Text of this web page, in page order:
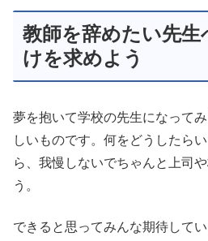
教師を辞めたい先
けを求めよう
夢を抱いて学校の先生になって
しいものです。何をどうしたら
ら、我慢しないでちゃんと上司
う。
できると思ってみんな期待して